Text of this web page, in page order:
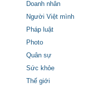
Doanh nhân
Người Việt mình
Pháp luật
Photo
Quân sự
Sức khỏe
Thế giới